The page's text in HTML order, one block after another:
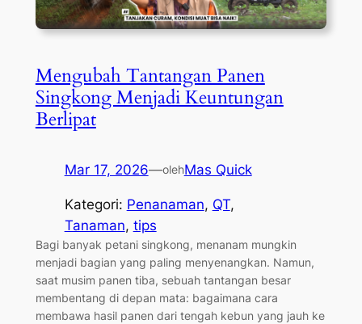
Mengubah Tantangan Panen
Singkong Menjadi Keuntungan
Berlipat
Mar 17, 2026—olehMas Quick
Kategori: Penanaman, QT
Tanaman, tips
Bagi banyak petani singkong, menanam mungkin
menjadi bagian yang paling menyenangkan. Namun,
saat musim panen tiba, sebuah tantangan besar
membentang di depan mata: bagaimana cara
membawa hasil panen dari tengah kebun yang jauh ke